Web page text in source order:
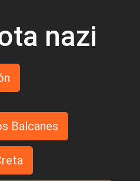
nazi
Balcanes